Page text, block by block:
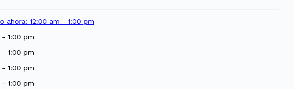
ahora: 12:00 am - 1:00 pm
- 1:00 pm
- 1:00 pm
- 1:00 pm
- 1:00 pm